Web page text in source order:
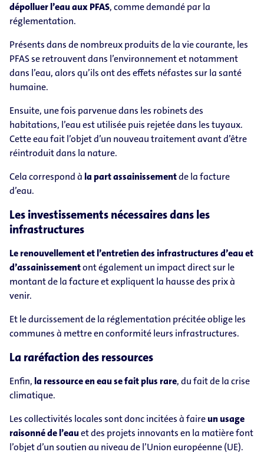
dépolluer l’eau aux PFAS, comme demandé par la
réglementation.
Présents dans de nombreux produits de la vie courante, les
PFAS se retrouvent dans l’environnement et notamment
dans l’eau, alors qu’ils ont des effets néfastes sur la santé
humaine.
Ensuite, une fois parvenue dans les robinets des
habitations, l’eau est utilisée puis rejetée dans les tuyaux.
Cette eau fait l’objet d’un nouveau traitement avant d’être
réintroduit dans la nature.
Cela correspond à la part assainissementde la facture
d’eau.
Les investissements nécessaires dans les
infrastructures
Le renouvellement et l’entretien des infrastructures d’eau et
d’assainissementont également un impact direct sur le
montant de la facture et expliquent la hausse des prix à
venir.
Et le durcissement de la réglementation précitée oblige les
communes à mettre en conformité leurs infrastructures.
La raréfaction des ressources
Enfin, la ressource en eau se fait plus rare, du fait de la crise
climatique.
Les collectivités locales sont donc incitées à faireun usage
raisonné de l’eauet des projets innovants en la matière font
l’objet d’un soutien au niveau de l’Union européenne (UE).